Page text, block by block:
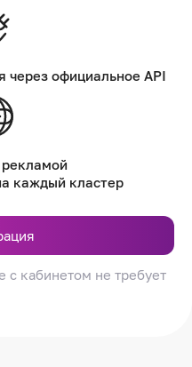
через официальное API
каждый кластер
с кабинетом не требует